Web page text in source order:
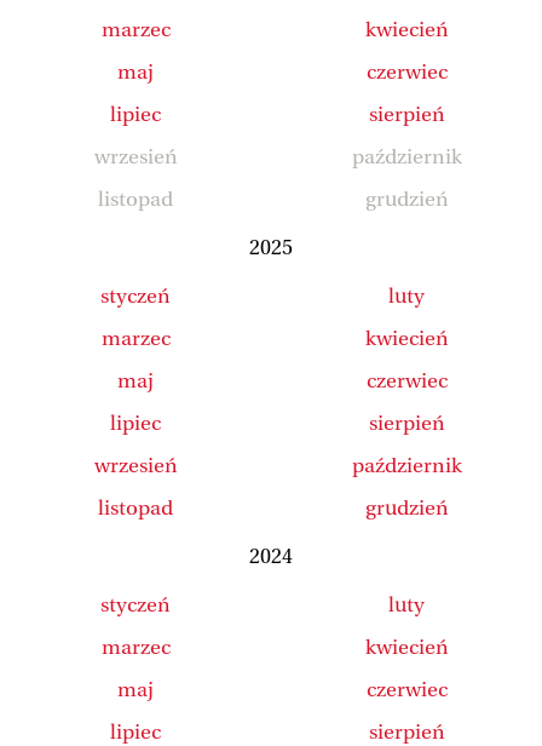
marzec
kwiecień
maj
czerwiec
lipiec
sierpień
wrzesień
październik
listopad
grudzień
2025
styczeń
luty
marzec
kwiecień
maj
czerwiec
lipiec
sierpień
wrzesień
październik
listopad
grudzień
2024
styczeń
luty
marzec
kwiecień
maj
czerwiec
lipiec
sierpień